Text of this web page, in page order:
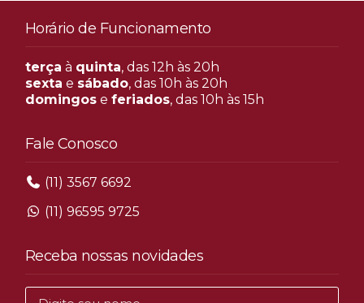
Horário de Funcionamento
terça à quinta, das 12h às 20h
sexta e sábado, das 10h às 20h
domingose feriados, das 10h às 15h
Fale Conosco
(11) 3567 6692
(11) 96595 9725
Receba nossas novidades